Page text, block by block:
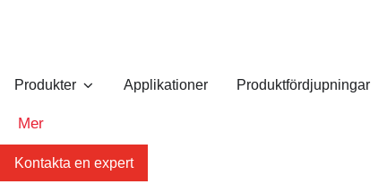
Produkter Applikationer Produktfördjupningar
Mer
Kontakta en expert